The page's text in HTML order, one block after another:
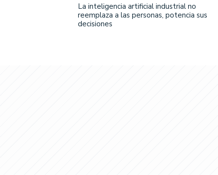
La inteligencia artificial industrial no
reemplaza a las personas, potencia sus
decisiones